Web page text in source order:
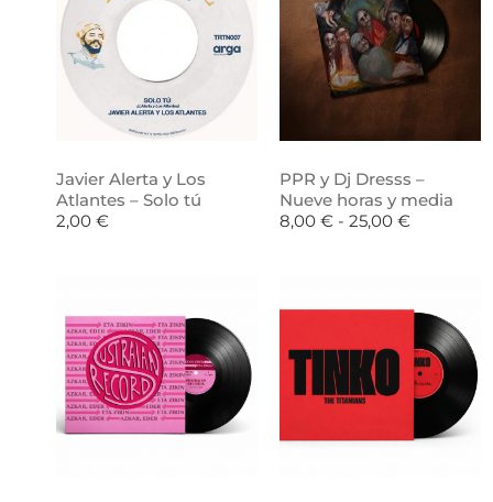
Javier Alerta y Los
Atlantes – Solo tú
2,00 €
PPR y Dj Dresss –
Nueve horas y media
8,00 € - 25,00 €